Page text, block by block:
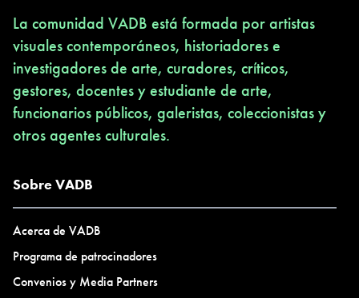
La comunidad VADB está formada por artistas
visuales contemporáneos, historiadores e
investigadores de arte, curadores, críticos,
gestores, docentes y estudiante de arte,
funcionarios públicos, galeristas, coleccionistas y
otros agentes culturales.
Sobre VADB
Acerca de VADB
Programa de patrocinadores
Convenios y Media Partners